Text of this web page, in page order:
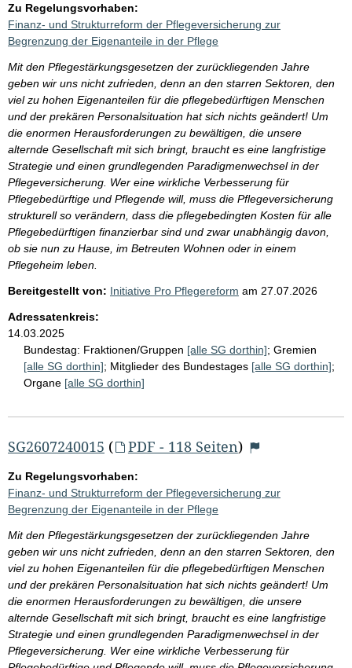
Zu Regelungsvorhaben:
Finanz- und Strukturreform der Pflegeversicherung zur
Begrenzung der Eigenanteile in der Pflege
Mit den Pflegestärkungsgesetzen der zurückliegenden Jahre
geben wir uns nicht zufrieden, denn an den starren Sektoren, den
viel zu hohen Eigenanteilen für die pflegebedürftigen Menschen
und der prekären Personalsituation hat sich nichts geändert! Um
die enormen Herausforderungen zu bewältigen, die unsere
alternde Gesellschaft mit sich bringt, braucht es eine langfristige
Strategie und einen grundlegenden Paradigmenwechsel in der
Pflegeversicherung. Wer eine wirkliche Verbesserung für
Pflegebedürftige und Pflegende will, muss die Pflegeversicherung
strukturell so verändern, dass die pflegebedingten Kosten für alle
Pflegebedürftigen finanzierbar sind und zwar unabhängig davon,
ob sie nun zu Hause, im Betreuten Wohnen oder in einem
Pflegeheim leben.
Bereitgestellt von: Initiative Pro Pflegereform am 27.07.2026
Adressatenkreis:
14.03.2025
Bundestag: Fraktionen/Gruppen [alle SG dorthin]; Gremien
[alle SG dorthin]; Mitglieder des Bundestages [alle SG dorthin];
Organe [alle SG dorthin]
SG2607240015 ( PDF - 118 Seiten)
Zu Regelungsvorhaben:
Finanz- und Strukturreform der Pflegeversicherung zur
Begrenzung der Eigenanteile in der Pflege
Mit den Pflegestärkungsgesetzen der zurückliegenden Jahre
geben wir uns nicht zufrieden, denn an den starren Sektoren, den
viel zu hohen Eigenanteilen für die pflegebedürftigen Menschen
und der prekären Personalsituation hat sich nichts geändert! Um
die enormen Herausforderungen zu bewältigen, die unsere
alternde Gesellschaft mit sich bringt, braucht es eine langfristige
Strategie und einen grundlegenden Paradigmenwechsel in der
Pflegeversicherung. Wer eine wirkliche Verbesserung für